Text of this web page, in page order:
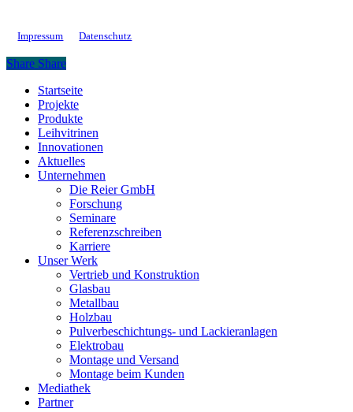
Impressum Datenschutz
Share Share
Close
Menu
Startseite
Projekte
Produkte
Leihvitrinen
Innovationen
Aktuelles
Unternehmen
Die Reier GmbH
Forschung
Seminare
Referenzschreiben
Karriere
Unser Werk
Vertrieb und Konstruktion
Glasbau
Metallbau
Holzbau
Pulverbeschichtungs- und Lackieranlagen
Elektrobau
Montage und Versand
Montage beim Kunden
Mediathek
Partner